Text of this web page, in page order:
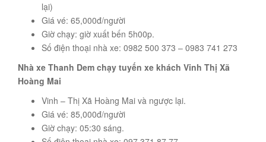
lại)
Giá vé: 65,000đ/người
Giờ chạy: giờ xuất bến 5h00p.
Số điện thoại nhà xe: 0982 500 373 – 0983 741 273
Nhà xe Thanh Dem chạy tuyến xe khách Vinh Thị Xã
Hoàng Mai
Vinh – Thị Xã Hoàng Mai và ngược lại.
Giá vé: 85,000đ/người
Giờ chạy: 05:30 sáng.